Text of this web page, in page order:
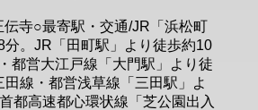
伝寺○最寄駅・交通/JR「浜松町
分。JR「田町駅」より徒歩約10
都営大江戸線「大門駅」より徒
線・都営浅草線「三田駅」よ
都高速都心環状線「芝公園出入